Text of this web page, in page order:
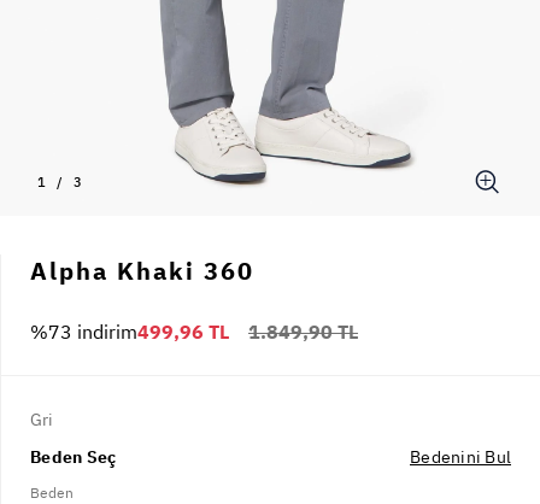
1 / 3
Alpha Khaki 360
1.849,90 TL
%73 indirim499,96 TL
Gri
Beden Seç
Bedenini Bul
Beden